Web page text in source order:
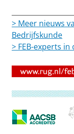
> Meer nieuws
Bedrijfskunde
> FEB-experts in